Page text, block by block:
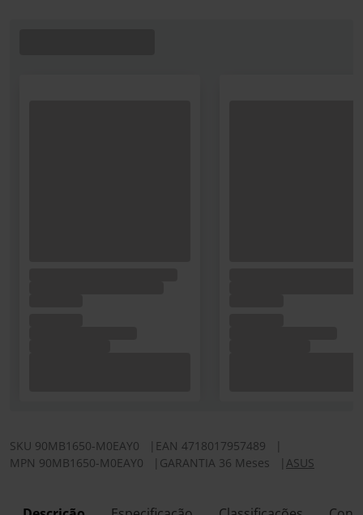
SKU 90MB1650-M0EAY0 EAN 4718017957489
MPN 90MB1650-M0EAY0 GARANTIA 36 Meses ASUS